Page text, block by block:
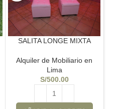
SALITA LONGE MIXTA
Alquiler de Mobiliario en
Lima
S/500.00